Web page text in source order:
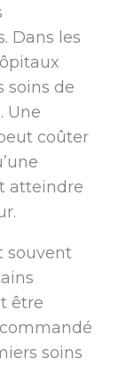
Dans les
soins de
Une
coûter
atteindre
souvent
être
soins